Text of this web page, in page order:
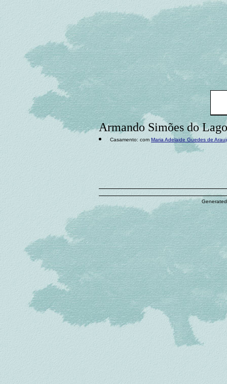
Armando Simões do Lago
Casamento: com Maria Adelaide Guedes de